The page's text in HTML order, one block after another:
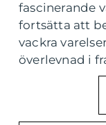
fascinerande
fortsätta att
vackra
överlevnad i